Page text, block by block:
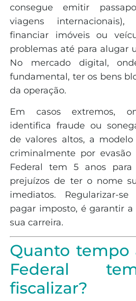
consegue emitir
viagens
financiar imóveis ou
problemas até para alugar
No mercado digital,
fundamental, ter os bens
da operação.
Em casos extremos,
identifica fraude ou
de valores altos, a
criminalmente por evasão
Federal tem 5 anos
prejuízos de ter o nome
imediatos. Regularizar-
pagar imposto, é garantir
sua carreira.
Quanto tempo
Federal
fiscalizar?